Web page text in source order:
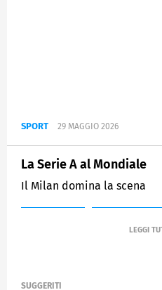
SPORT 29 MAGGIO 2026
La Serie A al Mondiale
Il Milan domina la scena
SUGGERITI